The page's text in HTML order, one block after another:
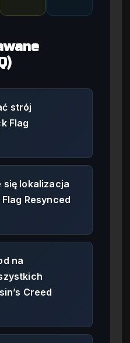
strój
Flag
się lokalizacja
Resynced
na
Creed